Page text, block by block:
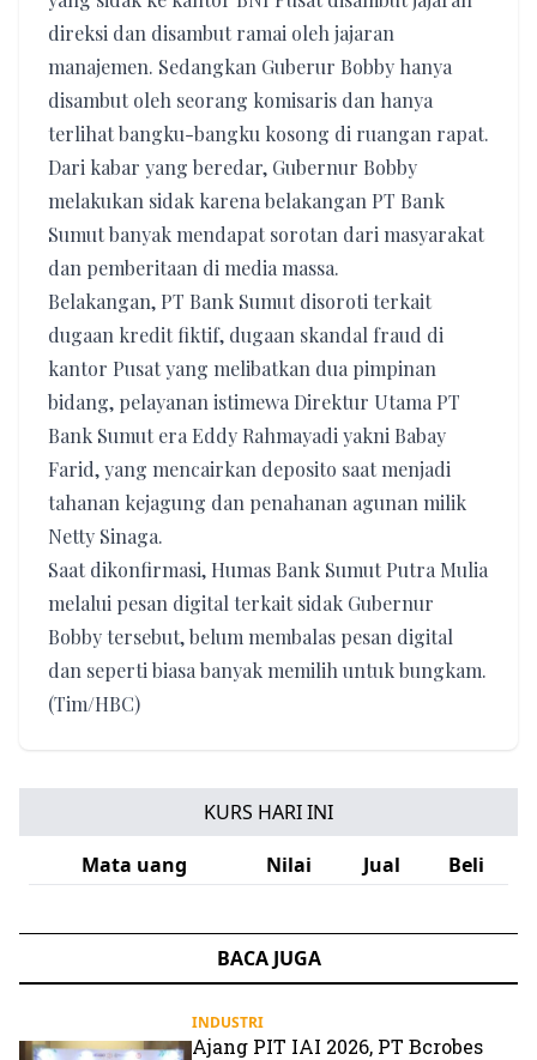
direksi dan disambut ramai oleh jajaran
manajemen. Sedangkan Guberur Bobby hanya
disambut oleh seorang komisaris dan hanya
terlihat bangku-bangku kosong di ruangan rapat.
Dari kabar yang beredar, Gubernur Bobby
melakukan sidak karena belakangan PT Bank
Sumut banyak mendapat sorotan dari masyarakat
dan pemberitaan di media massa.
Belakangan, PT Bank Sumut disoroti terkait
dugaan kredit fiktif, dugaan skandal fraud di
kantor Pusat yang melibatkan dua pimpinan
bidang, pelayanan istimewa Direktur Utama PT
Bank Sumut era Eddy Rahmayadi yakni Babay
Farid, yang mencairkan deposito saat menjadi
tahanan kejagung dan penahanan agunan milik
Netty Sinaga.
Saat dikonfirmasi, Humas Bank Sumut Putra Mulia
melalui pesan digital terkait sidak Gubernur
Bobby tersebut, belum membalas pesan digital
dan seperti biasa banyak memilih untuk bungkam.
(Tim/HBC)
KURS HARI INI
Mata uang
Nilai Jual Beli
BACA JUGA
INDUSTRI
Ajang PIT IAI 2026, PT Bcrobes